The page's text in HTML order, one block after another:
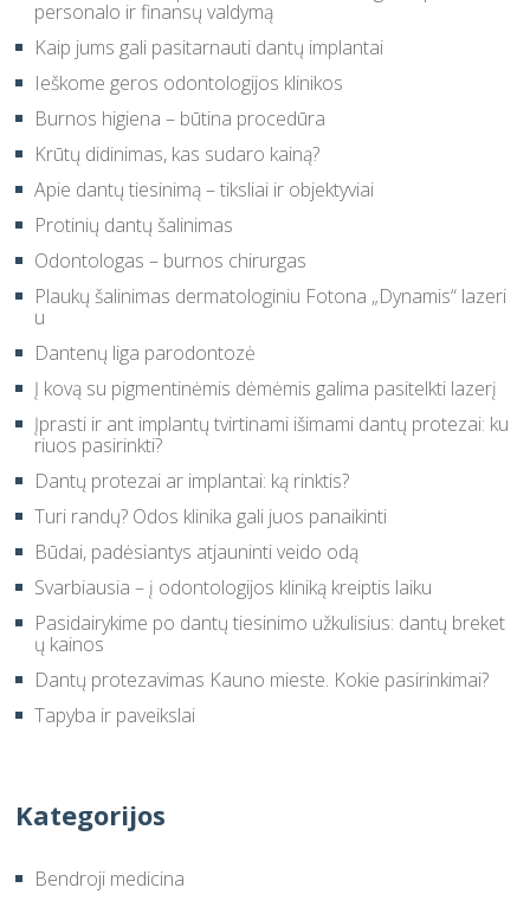
personalo ir finansų valdymą
Kaip jums gali pasitarnauti dantų implantai
Ieškome geros odontologijos klinikos
Burnos higiena – būtina procedūra
Krūtų didinimas, kas sudaro kainą?
Apie dantų tiesinimą – tiksliai ir objektyviai
Protinių dantų šalinimas
Odontologas – burnos chirurgas
Plaukų šalinimas dermatologiniu Fotona „Dynamis“ lazeri
u
Dantenų liga parodontozė
Į kovą su pigmentinėmis dėmėmis galima pasitelkti lazerį
Įprasti ir ant implantų tvirtinami išimami dantų protezai: ku
riuos pasirinkti?
Dantų protezai ar implantai: ką rinktis?
Turi randų? Odos klinika gali juos panaikinti
Būdai, padėsiantys atjauninti veido odą
Svarbiausia – į odontologijos kliniką kreiptis laiku
Pasidairykime po dantų tiesinimo užkulisius: dantų breket
ų kainos
Dantų protezavimas Kauno mieste. Kokie pasirinkimai?
Tapyba ir paveikslai
Kategorijos
Bendroji medicina